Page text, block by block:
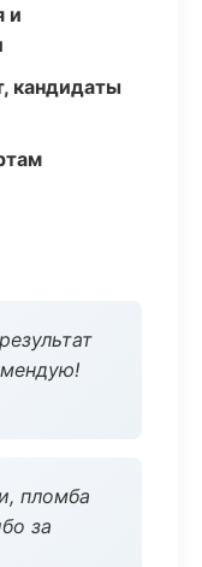
и
кандидаты
пломба
за